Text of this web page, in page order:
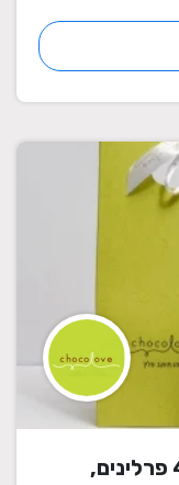
מארז הפתעה בשקית ירוקה - 4 פרלינים,